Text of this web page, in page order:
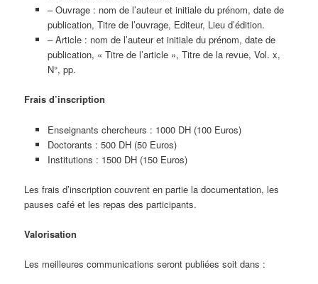
– Ouvrage : nom de l’auteur et initiale du prénom, date de
publication, Titre de l’ouvrage, Editeur, Lieu d’édition.
– Article : nom de l’auteur et initiale du prénom, date de
publication, « Titre de l’article », Titre de la revue, Vol. x,
N°, pp.
Frais d’inscription
Enseignants chercheurs : 1000 DH (100 Euros)
Doctorants : 500 DH (50 Euros)
Institutions : 1500 DH (150 Euros)
Les frais d’inscription couvrent en partie la documentation, les
pauses café et les repas des participants.
Valorisation
Les meilleures communications seront publiées soit dans :